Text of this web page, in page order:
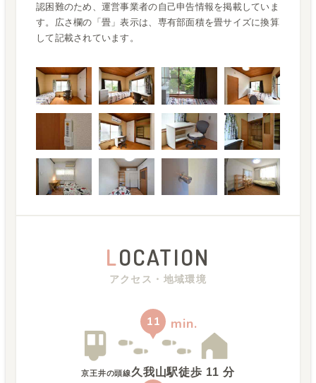
認困難のため、運営事業者の自己申告情報を掲載していま
す。広さ欄の「畳」表示は、専有部面積を畳サイズに換算
して記載されています。
LOCATION
アクセス・地域環境
11 min.
京王井の頭線久我山駅徒歩 11 分